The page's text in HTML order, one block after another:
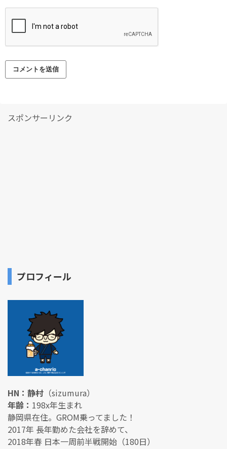
スポンサーリンク
プロフィール
HN：静村 （sizumura）
年齢： 198x年生まれ
静岡県在住。GROM乗ってました！
2017年 長年勤めた会社を辞めて、
2018年春 日本一周前半戦開始（180日）